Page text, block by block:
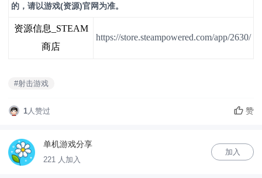
的，请以游戏(资源)官网为准。
资源信息_STEAM
商店
https://store.steampowered.com/app/2630/
#射击游戏
1人赞过 赞
单机游戏分享
221 人加入
加入